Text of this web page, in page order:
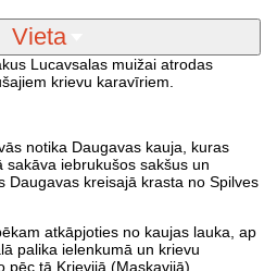
Vieta
Lucavsalas muižai atrodas
krievu karavīriem.
notika Daugavas kauja, kuras
iebrukušos sakšus un
Daugavas kreisajā krasta no Spilves
atkāpjoties no kaujas lauka, ap
palika ielenkumā un krievu
pēc tā Krievijā (Maskavijā)